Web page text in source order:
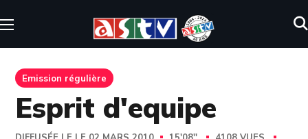
Emission régulière
Esprit d'equipe